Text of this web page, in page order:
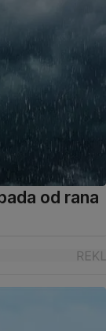
od rana